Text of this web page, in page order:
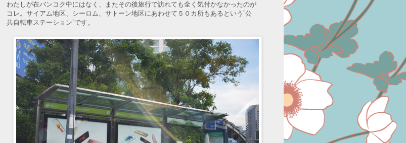
わたしが在バンコク中にはなく、またその後旅行で訪れても全く気付かなかったのが
コレ。サイアム地区、シーロム、サトーン地区にあわせて５０カ所もあるという”公
共自転車ステーション”です。